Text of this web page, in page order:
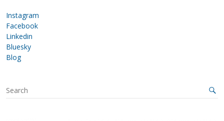
Instagram
Facebook
Linkedin
Bluesky
Blog
S
e